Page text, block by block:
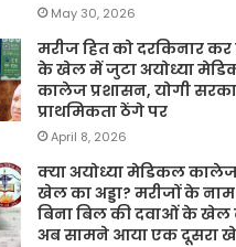
May 30, 2026
मरीज हित को दरकिनार कर
के खेल में जुटा अयोध्या
कालेज प्रशासन, योगी
प्राथमिकता ठेंगे पर
April 8, 2026
क्या अयोध्या मेडिकल
खेल का अड्डा? मरीजों के
बिना बिल की दवाओं के खेल
अब सामने आया एक दूसरा